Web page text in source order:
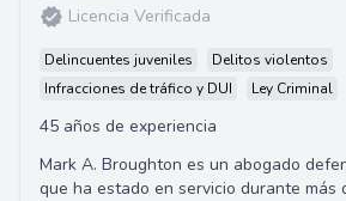
Licencia Verificada
Delincuentes juveniles
Delitos violentos
Infracciones de tráfico y DUI
Ley Criminal
45 años de experiencia
Mark A. Broughton es un abogado
que ha estado en servicio durante más